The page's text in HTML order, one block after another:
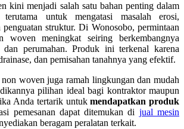
kini menjadi salah satu bahan penting dalam
untuk mengatasi masalah erosi,
penguatan struktur. Di Wonosobo, permintaan
woven meningkat seiring berkembangnya
perumahan. Produk ini terkenal karena
dan pemisahan tanahnya yang efektif.
woven juga ramah lingkungan dan mudah
pilihan ideal bagi kontraktor maupun
Anda tertarik untukmendapatkan produk
pemesanan dapat ditemukan di jual mesin
beragam peralatan terkait.